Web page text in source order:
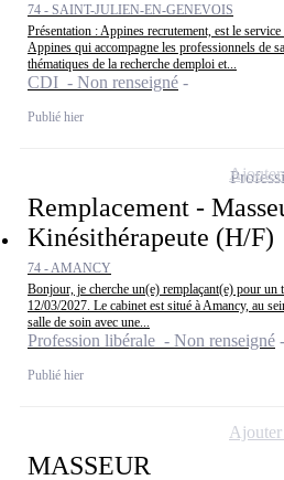
74 - SAINT-JULIEN-EN-GENEVOIS
Présentation : Appines recrutement, est le
Appines qui accompagne les professionnels de
thématiques de la recherche demploi et...
CDI - Non renseigné
Publié hier
Remplacement -
Kinésithérapeute (H/F)
74 - AMANCY
Bonjour, je cherche un(e) remplaçant(e) pour un
12/03/2027. Le cabinet est situé à Amancy, au
salle de soin avec une...
Profession libérale - Non renseigné
Publié hier
Ajouter
MASSEUR